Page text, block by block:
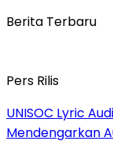
Berita Terbaru
Pers Rilis
UNISOC Lyric
Mendengarkan